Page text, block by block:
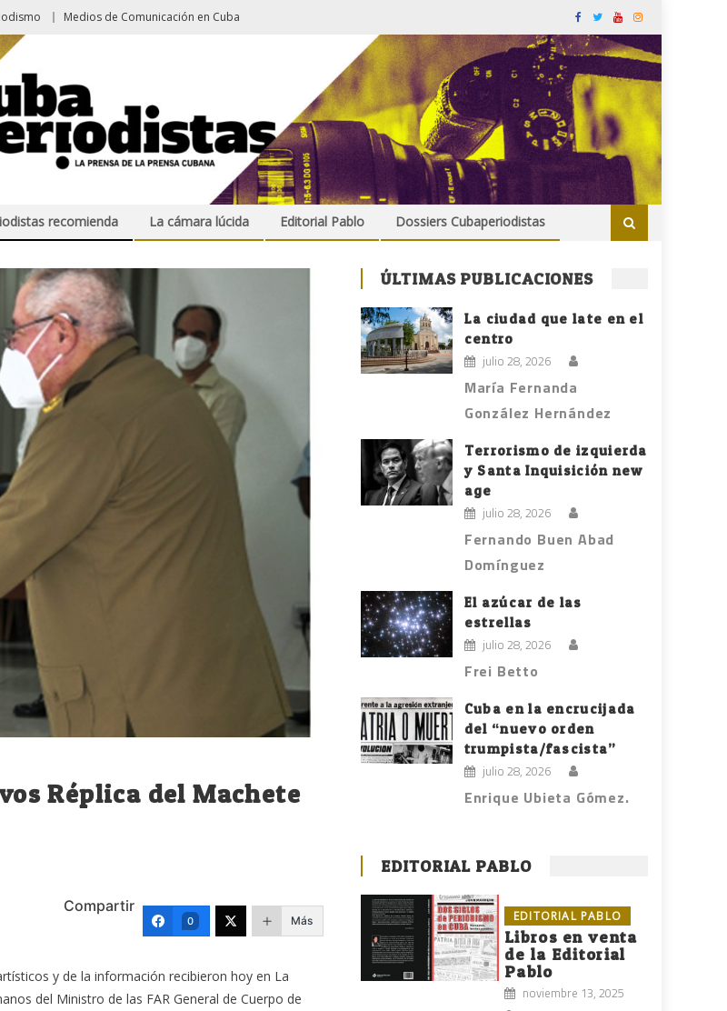
Medios de Comunicación en Cuba
recomienda La cámara lúcida Editorial Pablo Dossiers Cubaperiodistas
Réplica del Machete
Compartir
0 Más
y de la información recibieron hoy en La
del Ministro de las FAR General de Cuerpo de
ÚLTIMAS PUBLICACIONES
La ciudad que late en el
centro
julio 28, 2026
María Fernanda
González Hernández
Terrorismo de izquierda
y Santa Inquisición new
age
julio 28, 2026
Fernando Buen Abad
Domínguez
El azúcar de las
estrellas
julio 28, 2026
Frei Betto
Cuba en la encrucijada
del “nuevo orden
trumpista/fascista”
julio 28, 2026
Enrique Ubieta Gómez.
EDITORIAL PABLO
EDITORIAL PABLO
Libros en venta
de la Editorial
Pablo
noviembre 13, 2025